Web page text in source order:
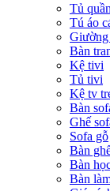
Tủ
Tú áo
Giường
Bàn
Kệ tivi
Tủ tivi
Kệ tv
Bàn
Ghế
Sofa gỗ
Bàn
Bàn
Bàn